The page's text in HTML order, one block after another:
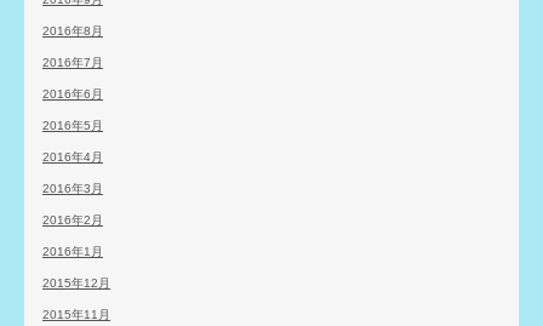
2016年8月
2016年7月
2016年6月
2016年5月
2016年4月
2016年3月
2016年2月
2016年1月
2015年12月
2015年11月